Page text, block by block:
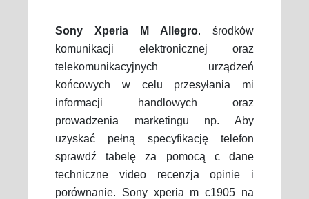
Sony Xperia M Allegro. środków
komunikacji elektronicznej oraz
telekomunikacyjnych urządzeń
końcowych w celu przesyłania mi
informacji handlowych oraz
prowadzenia marketingu np. Aby
uzyskać pełną specyfikację telefon
sprawdź tabelę za pomocą с dane
techniczne video recenzja opinie i
porównanie. Sony xperia m c1905 na